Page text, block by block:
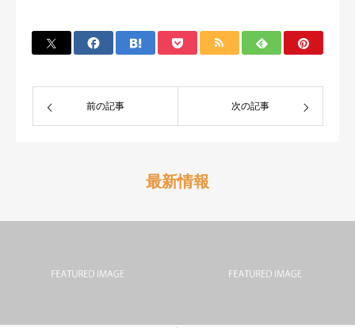
前の記事 次の記事
最新情報